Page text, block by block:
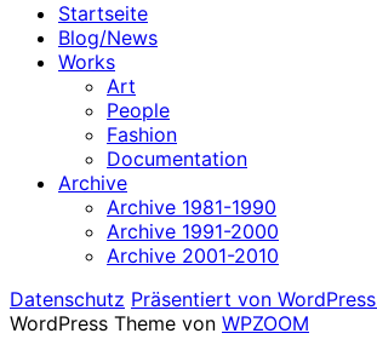
Startseite
Blog/News
Works
Art
People
Fashion
Documentation
Archive
Archive 1981-1990
Archive 1991-2000
Archive 2001-2010
Datenschutz Präsentiert von WordPress
WordPress Theme von WPZOOM